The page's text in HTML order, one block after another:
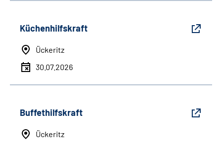
Küchenhilfskraft
Ückeritz
30.07.2026
Buffethilfskraft
Ückeritz